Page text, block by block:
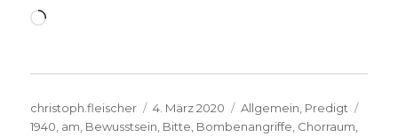
Wird
Autor
christoph.fleischer
Veröffentlicht
am
4. März 2020 Kategorien
Allgemein, Predigt
1940, am, Bewusstsein, Bitte, Bombenangriffe, Chorraum,